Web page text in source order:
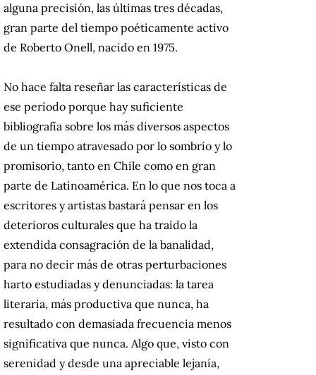
alguna precisión, las últimas tres décadas,
gran parte del tiempo poéticamente activo
de Roberto Onell, nacido en 1975.
No hace falta reseñar las características de
ese período porque hay suficiente
bibliografía sobre los más diversos aspectos
de un tiempo atravesado por lo sombrío y lo
promisorio, tanto en Chile como en gran
parte de Latinoamérica. En lo que nos toca a
escritores y artistas bastará pensar en los
deterioros culturales que ha traído la
extendida consagración de la banalidad,
para no decir más de otras perturbaciones
harto estudiadas y denunciadas: la tarea
literaria, más productiva que nunca, ha
resultado con demasiada frecuencia menos
significativa que nunca. Algo que, visto con
serenidad y desde una apreciable lejanía,